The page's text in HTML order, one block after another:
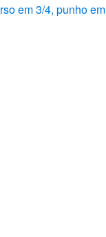
em 3/4, punho em